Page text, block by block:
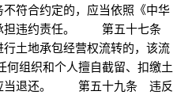
符合约定的，应当依照《中华
担违约责任。 第五十七条
土地承包经营权流转的，该流
织和个人擅自截留、扣缴土
应当退还。 第五十九条 违反